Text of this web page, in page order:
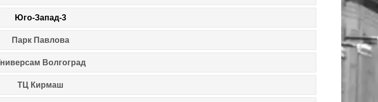
Юго-Запад-3
Парк Павлова
Волгоград
ТЦ Кирмаш